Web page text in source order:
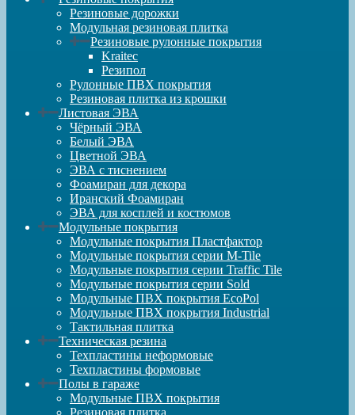
Резиновые дорожки
Модульная резиновая плитка
Резиновые рулонные покрытия
Kraitec
Резипол
Рулонные ПВХ покрытия
Резиновая плитка из крошки
Листовая ЭВА
Чёрный ЭВА
Белый ЭВА
Цветной ЭВА
ЭВА с тиснением
Фоамиран для декора
Иранский Фоамиран
ЭВА для косплей и костюмов
Модульные покрытия
Модульные покрытия Пластфактор
Модульные покрытия серии M-Tile
Модульные покрытия серии Traffic Tile
Модульные покрытия серии Sold
Модульные ПВХ покрытия EcoPol
Модульные ПВХ покрытия Industrial
Тактильная плитка
Техническая резина
Техпластины неформовые
Техпластины формовые
Полы в гараже
Модульные ПВХ покрытия
Резиновая плитка